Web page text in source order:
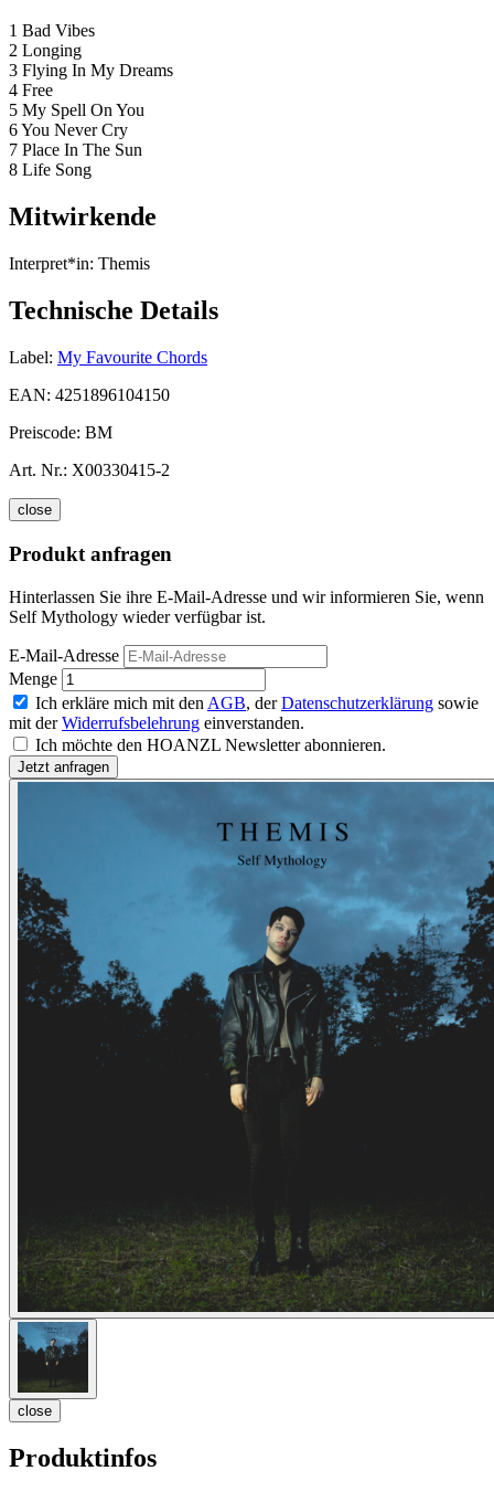
1 Bad Vibes
2 Longing
3 Flying In My Dreams
4 Free
5 My Spell On You
6 You Never Cry
7 Place In The Sun
8 Life Song
Mitwirkende
Interpret*in: Themis
Technische Details
Label: My Favourite Chords
EAN: 4251896104150
Preiscode: BM
Art. Nr.: X00330415-2
close
Produkt anfragen
Hinterlassen Sie ihre E-Mail-Adresse und wir informieren Sie, wenn
Self Mythology wieder verfügbar ist.
E-Mail-Adresse
Menge
Ich erkläre mich mit den AGB, derDatenschutzerklärung sowie
mit derWiderrufsbelehrung einverstanden.
Ich möchte den HOANZL Newsletter abonnieren.
close
Produktinfos